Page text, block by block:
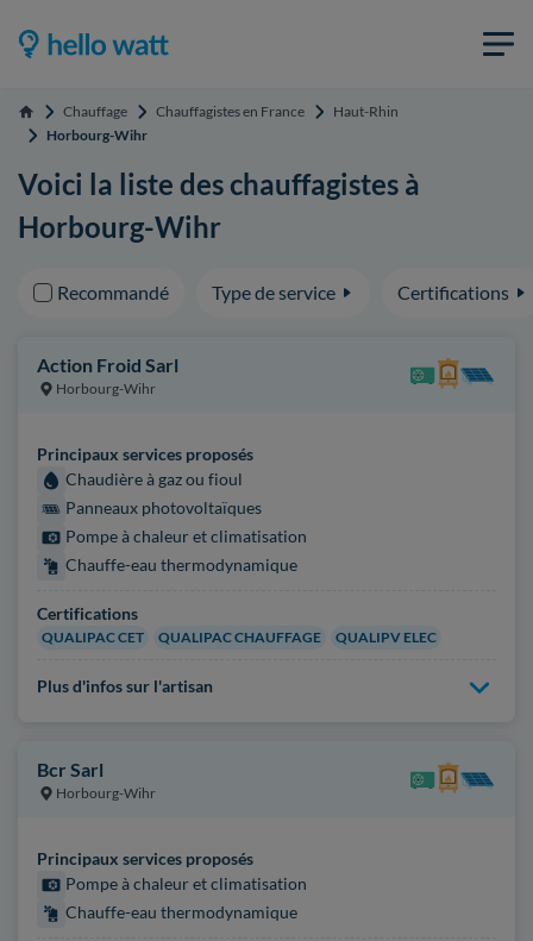
Accueil Chauffage Chauffagistes en France
Haut-Rhin
Horbourg-Wihr
Voici la liste des chauffagistes à
Horbourg-Wihr
Recommandé Type de service Certifications
Action Froid Sarl
Horbourg-Wihr
Principaux services proposés
Chaudière à gaz ou fioul
Panneaux photovoltaïques
Pompe à chaleur et climatisation
Chauffe-eau thermodynamique
Certifications
QUALIPAC CET QUALIPAC CHAUFFAGE QUALIPV ELEC
Plus d'infos sur l'artisan
Bcr Sarl
Horbourg-Wihr
Principaux services proposés
Pompe à chaleur et climatisation
Chauffe-eau thermodynamique